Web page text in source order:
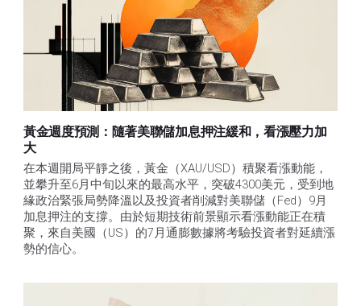
黃金週度預測：隨著美聯儲加息押注緩和，看漲壓力加
大
在本週開局平靜之後，黃金（XAU/USD）積聚看漲動能，
並攀升至6月中旬以來的最高水平，突破4300美元，受到地
緣政治緊張局勢降溫以及投資者削減對美聯儲（Fed）9月
加息押注的支撐。由於短期技術前景顯示看漲動能正在積
聚，來自美國（US）的7月通膨數據將考驗投資者對延續漲
勢的信心。